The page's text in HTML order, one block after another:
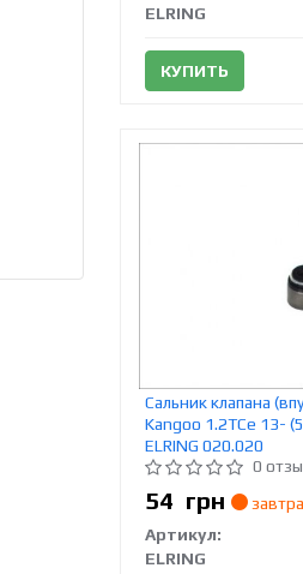
ELRING
КУПИТЬ
Сальник клапана
Kangoo 1.2TCe 13-
ELRING 020.020
0
54 грн
завтра
Артикул:
ELRING